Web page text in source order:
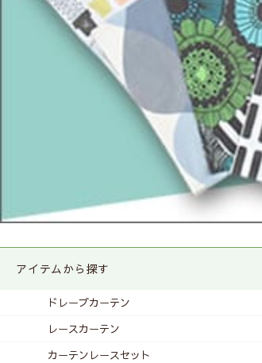
アイテムから探す
ドレープカーテン
レースカーテン
カーテンレースセット